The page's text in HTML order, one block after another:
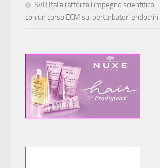
SVR Italia rafforza l’impegno scientifico
con un corso ECM sui perturbatori endocrini